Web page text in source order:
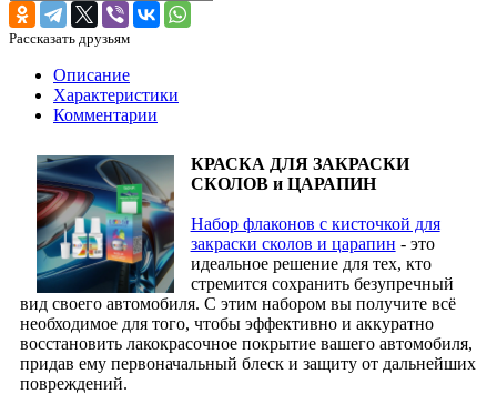
Рассказать друзьям
Описание
Характеристики
Комментарии
КРАСКА ДЛЯ ЗАКРАСКИ
СКОЛОВ и ЦАРАПИН
Набор флаконов с кисточкой для
закраски сколов и царапин - это
идеальное решение для тех, кто
стремится сохранить безупречный
вид своего автомобиля. С этим набором вы получите всё
необходимое для того, чтобы эффективно и аккуратно
восстановить лакокрасочное покрытие вашего автомобиля,
придав ему первоначальный блеск и защиту от дальнейших
повреждений.